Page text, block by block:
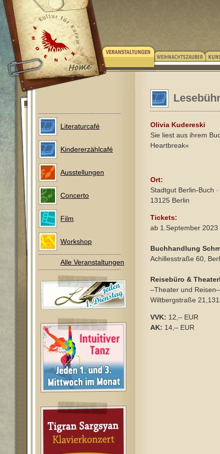
Literaturcafé
Kindererzählcafé
Ausstellungen
Concerto
Film
Workshop
Alle Veranstaltungen
Olivia Kudereski
Sie liest aus ihrem
Heartbreak«
Ort:
Stadtgut Berlin-Buch
13125 Berlin
Tickets:
ab 1.September 2023
Buchhandlung
Achillesstraße 60,
Reisebüro &
–Theater und Reisen–
Wiltbergstraße
VVK: 12,– EUR
AK: 14,– EUR